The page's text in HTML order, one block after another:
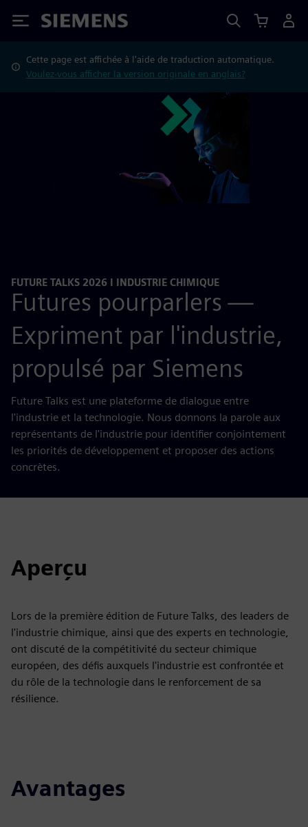
Siemens
Cette page est affichée à l'aide de traduction automatique.
Voulez-vous afficher la version originale en anglais?
FUTURE TALKS 2026 I INDUSTRIE CHIMIQUE
Futures pourparlers —
Expriment par l'industrie,
propulsé par Siemens
Future Talks est une plateforme de dialogue entre
l'industrie et la technologie. Nous donnons la parole aux
représentants de l'industrie pour identifier conjointement
les priorités de développement et proposer des actions
concrètes.
Aperçu
Lors de la première édition de Future Talks, des leaders de
l'industrie chimique, ainsi que des experts en technologie,
ont discuté de la compétitivité du secteur chimique
européen, des défis auxquels l'industrie est confrontée et
du rôle de la technologie dans le renforcement de sa
résilience.
Avantages